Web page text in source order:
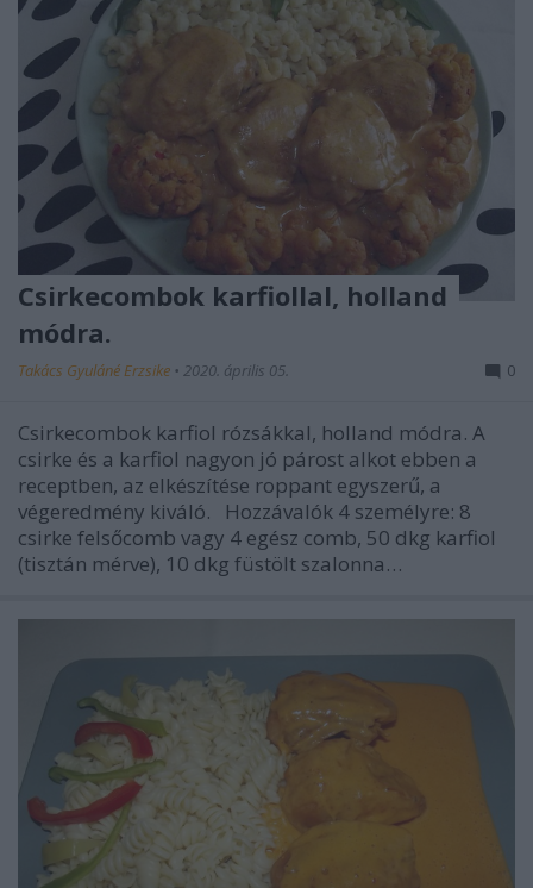
Csirkecombok karfiollal, holland
módra.
Takács Gyuláné Erzsike • 2020. április 05. 0
Csirkecombok karfiol rózsákkal, holland módra. A
csirke és a karfiol nagyon jó párost alkot ebben a
receptben, az elkészítése roppant egyszerű, a
végeredmény kiváló. Hozzávalók 4 személyre: 8
csirke felsőcomb vagy 4 egész comb, 50 dkg karfiol
(tisztán mérve), 10 dkg füstölt szalonna…